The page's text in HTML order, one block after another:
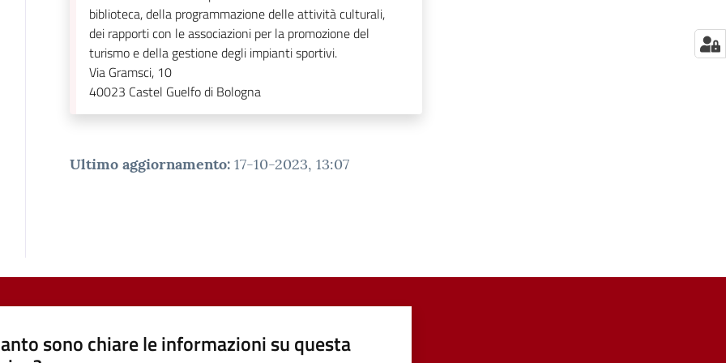
biblioteca, della programmazione delle attività culturali,
dei rapporti con le associazioni per la promozione del
turismo e della gestione degli impianti sportivi.
Via Gramsci, 10
40023 Castel Guelfo di Bologna
Ultimo aggiornamento: 17-10-2023, 13:07
sono chiare le informazioni su questa